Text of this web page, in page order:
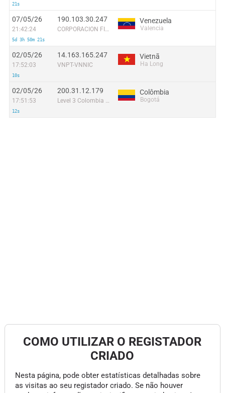
21s
07/05/26
21:42:24
5d 3h 50m 21s
190.103.30.247
CORPORACION FIBEX TELECOM, C.A.
Venezuela
Valencia
02/05/26
17:52:03
10s
14.163.165.247
VNPT-VNNIC
Vietnã
Ha Long
02/05/26
17:51:53
12s
200.31.12.179
Level 3 Colombia S.A
Colômbia
Bogotá
COMO UTILIZAR O REGISTADOR
CRIADO
Nesta página, pode obter estatísticas detalhadas sobre
as visitas ao seu registador criado. Se não houver